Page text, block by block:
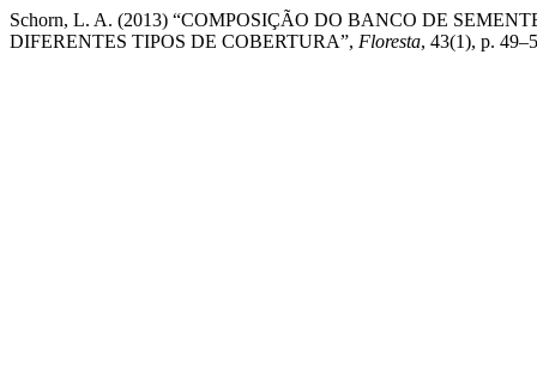
Schorn, L. A. (2013) “COMPOSIÇÃO DO BANCO DE
DIFERENTES TIPOS DE COBERTURA”, Floresta, 43(1), p.